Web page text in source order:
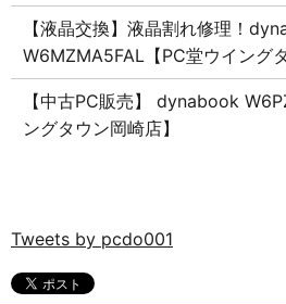
【液晶交換】液晶割れ修理！
W6MZMA5FAL【PC堂ウイング
【中古PC販売】 dynabook
ングタウン岡崎店】
Tweets by pcdo001